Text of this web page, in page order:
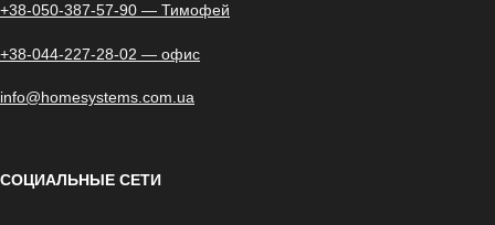
+38-050-387-57-90 — Тимофей
+38-044-227-28-02 — офис
info@homesystems.com.ua
СОЦИАЛЬНЫЕ СЕТИ